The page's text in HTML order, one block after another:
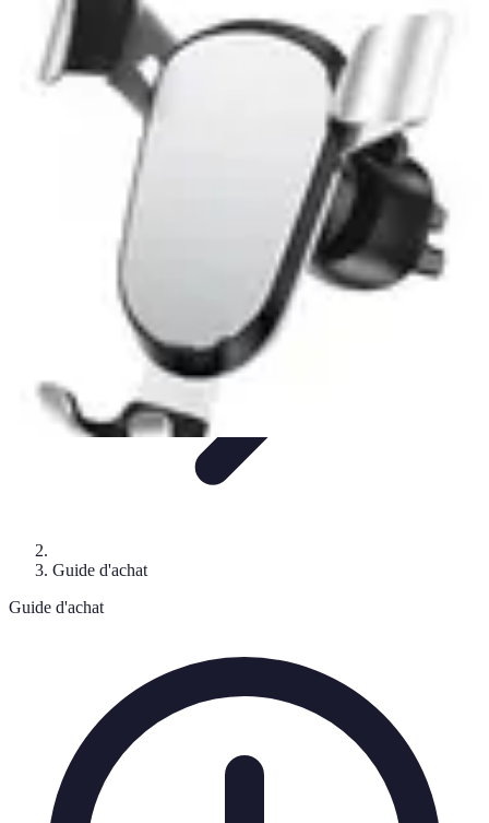
Gadgets HiTech
Tendances
Sécurité technologiquePhotographie mobile
domestique
Informatique portable
Gadgets HiTech
Guide d'achat
Guide d'achat